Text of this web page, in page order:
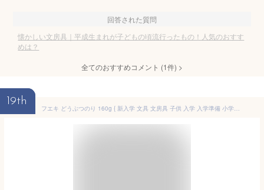
回答された質問
懐かしい文房具｜平成生まれが子どもの頃流行ったもの！人気のおすす
めは？
全てのおすすめコメント (1件) >
19th
フエキ どうぶつのり 160g { 新入学 文具 文房具 子供 入学 入学準備 小学生 ギフト プレゼント 記念 卒園 }{ 新入学文具 フエキくん フエキのり 懐かしい 可愛い のり 糊 ノリ }422[25J07]{配送区分D}